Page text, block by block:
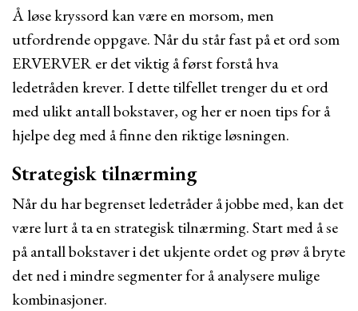
Å løse kryssord kan være en morsom, men
utfordrende oppgave. Når du står fast på et ord som
ERVERVER er det viktig å først forstå hva
ledetråden krever. I dette tilfellet trenger du et ord
med ulikt antall bokstaver, og her er noen tips for å
hjelpe deg med å finne den riktige løsningen.
Strategisk tilnærming
Når du har begrenset ledetråder å jobbe med, kan det
være lurt å ta en strategisk tilnærming. Start med å se
på antall bokstaver i det ukjente ordet og prøv å bryte
det ned i mindre segmenter for å analysere mulige
kombinasjoner.